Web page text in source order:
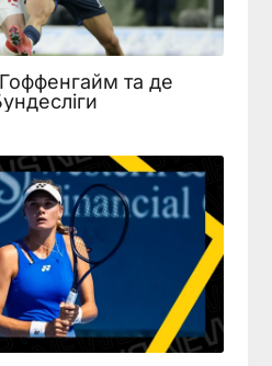
та де